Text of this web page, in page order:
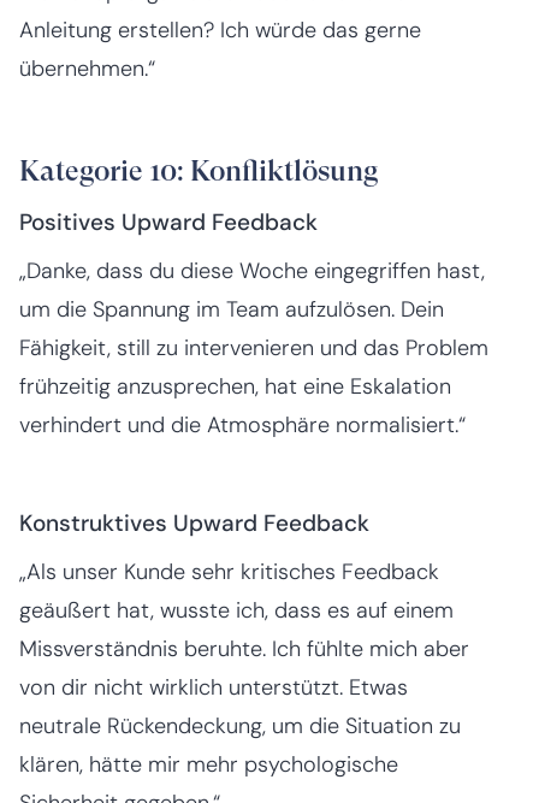
Anleitung erstellen? Ich würde das gerne
übernehmen.“
Kategorie 10: Konfliktlösung
Positives Upward Feedback
„Danke, dass du diese Woche eingegriffen hast,
um die Spannung im Team aufzulösen. Dein
Fähigkeit, still zu intervenieren und das Problem
frühzeitig anzusprechen, hat eine Eskalation
verhindert und die Atmosphäre normalisiert.“
Konstruktives Upward Feedback
„Als unser Kunde sehr kritisches Feedback
geäußert hat, wusste ich, dass es auf einem
Missverständnis beruhte. Ich fühlte mich aber
von dir nicht wirklich unterstützt. Etwas
neutrale Rückendeckung, um die Situation zu
klären, hätte mir mehr psychologische